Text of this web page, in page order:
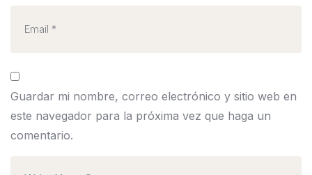
Guardar mi nombre, correo electrónico y sitio web en
este navegador para la próxima vez que haga un
comentario.